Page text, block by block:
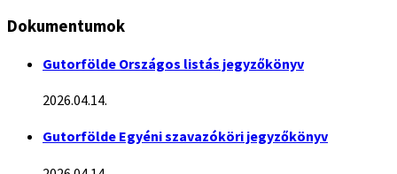
Dokumentumok
Gutorfölde Országos listás jegyzőkönyv
2026.04.14.
Gutorfölde Egyéni szavazóköri jegyzőkönyv